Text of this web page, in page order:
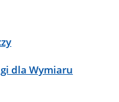
dla Wymiaru